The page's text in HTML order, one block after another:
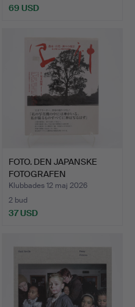
69 USD
FOTO. DEN JAPANSKE
FOTOGRAFEN
NOBUYOSHI AR…
Klubbades 12 maj 2026
2 bud
37 USD